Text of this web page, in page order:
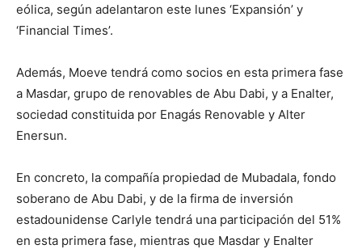
eólica, según adelantaron este lunes ‘Expansión’ y
‘Financial Times’.
Además, Moeve tendrá como socios en esta primera fase
a Masdar, grupo de renovables de Abu Dabi, y a Enalter,
sociedad constituida por Enagás Renovable y Alter
Enersun.
En concreto, la compañía propiedad de Mubadala, fondo
soberano de Abu Dabi, y de la firma de inversión
estadounidense Carlyle tendrá una participación del 51%
en esta primera fase, mientras que Masdar y Enalter